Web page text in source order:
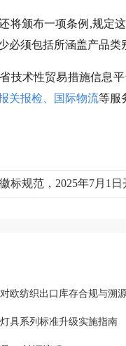
将颁布一项条例,规定
必须包括所涵盖产品
技术性贸易措施信息
关报检 国际物流等服
欧纺织出口库存合规与溯
具系列标准升级实施指南